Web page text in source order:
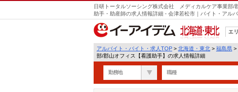
日研トータルソーシング株式会社 メディカルケア事業部/
助手・助産師の求人情報詳細 - 会津若松市｜バイト・アル
北海道・東北
エ
アルバイト・バイト・求人TOP > 北海道・東北 > 福島県 >
部/郡山オフィス【看護助手】の求人情報詳細
勤務地 職種